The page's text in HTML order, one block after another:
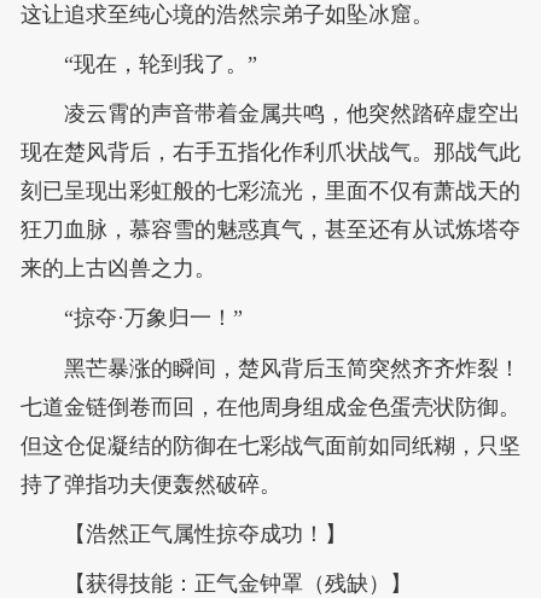
这让追求至纯心境的浩然宗弟子如坠冰窟。
“现在，轮到我了。”
凌云霄的声音带着金属共鸣，他突然踏碎虚空出
现在楚风背后，右手五指化作利爪状战气。那战气此
刻已呈现出彩虹般的七彩流光，里面不仅有萧战天的
狂刀血脉，慕容雪的魅惑真气，甚至还有从试炼塔夺
来的上古凶兽之力。
“掠夺·万象归一！”
黑芒暴涨的瞬间，楚风背后玉简突然齐齐炸裂！
七道金链倒卷而回，在他周身组成金色蛋壳状防御。
但这仓促凝结的防御在七彩战气面前如同纸糊，只坚
持了弹指功夫便轰然破碎。
【浩然正气属性掠夺成功！】
【获得技能：正气金钟罩（残缺）】